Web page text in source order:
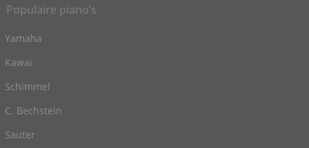
Populaire piano’s
Yamaha
Kawai
Schimmel
C. Bechstein
Sauter